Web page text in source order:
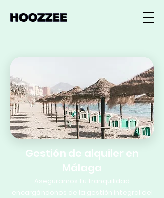
Gestión de alquiler en
Málaga
Aseguramos tu tranquilidad
encargándonos de la gestión integral del